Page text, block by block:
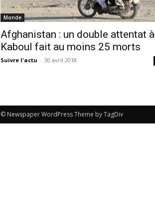
Monde
Afghanistan : un double attentat à
Kaboul fait au moins 25 morts
Suivre l'actu - 30 avril 2018
© Newspaper WordPress Theme by TagDiv